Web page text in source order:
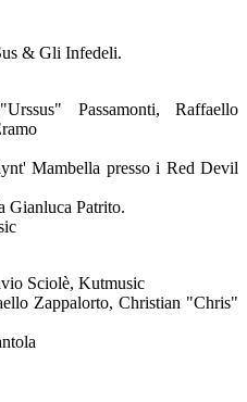
& Gli Infedeli.
Passamonti, Raffaello
Mambella presso i Red Devil
Gianluca Patrito.
Sciolè, Kutmusic
Zappalorto, Christian "Chris"